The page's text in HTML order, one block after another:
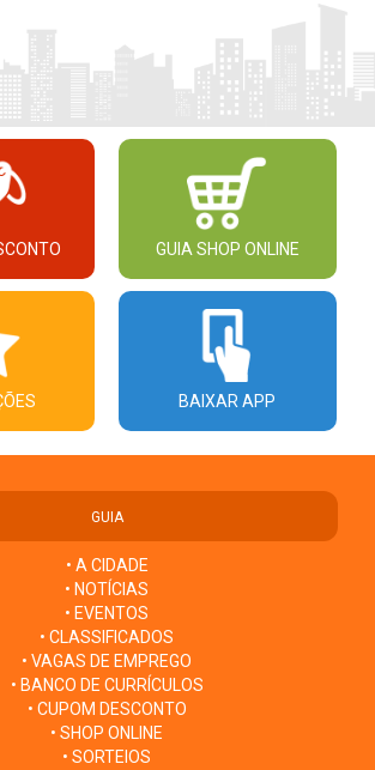
GUIA SHOP ONLINE
BAIXAR APP
GUIA
• A CIDADE
• NOTÍCIAS
• EVENTOS
• CLASSIFICADOS
• VAGAS DE EMPREGO
• BANCO DE CURRÍCULOS
• CUPOM DESCONTO
• SHOP ONLINE
• SORTEIOS